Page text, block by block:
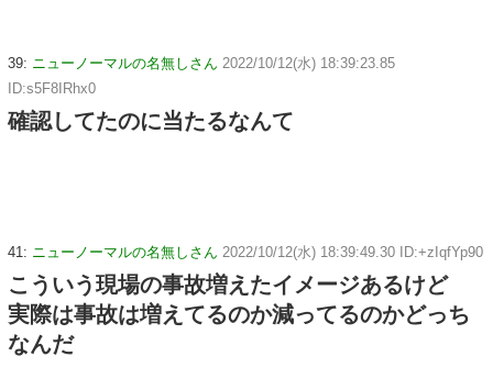
39: ニューノーマルの名無しさん 2022/10/12(水) 18:39:23.85
ID:s5F8IRhx0
確認してたのに当たるなんて
41: ニューノーマルの名無しさん 2022/10/12(水) 18:39:49.30 ID:+zIqfYp90
こういう現場の事故増えたイメージあるけど
実際は事故は増えてるのか減ってるのかどっち
なんだ